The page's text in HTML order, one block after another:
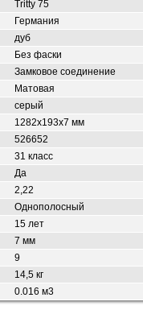
Tritty 75
Германия
дуб
Без фаски
Замковое соединение
Матовая
серый
1282х193х7 мм
526652
31 класс
Да
2,22
Однополосный
15 лет
7 мм
9
14,5 кг
0.016 м3